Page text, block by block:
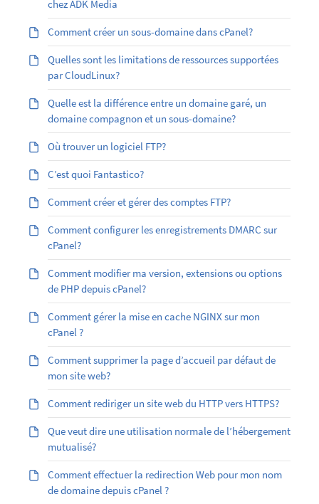
chez ADK Media
Comment créer un sous-domaine dans cPanel?
Quelles sont les limitations de ressources supportées
par CloudLinux?
Quelle est la différence entre un domaine garé, un
domaine compagnon et un sous-domaine?
Où trouver un logiciel FTP?
C’est quoi Fantastico?
Comment créer et gérer des comptes FTP?
Comment configurer les enregistrements DMARC sur
cPanel?
Comment modifier ma version, extensions ou options
de PHP depuis cPanel?
Comment gérer la mise en cache NGINX sur mon
cPanel ?
Comment supprimer la page d’accueil par défaut de
mon site web?
Comment rediriger un site web du HTTP vers HTTPS?
Que veut dire une utilisation normale de l’hébergement
mutualisé?
Comment effectuer la redirection Web pour mon nom
de domaine depuis cPanel ?